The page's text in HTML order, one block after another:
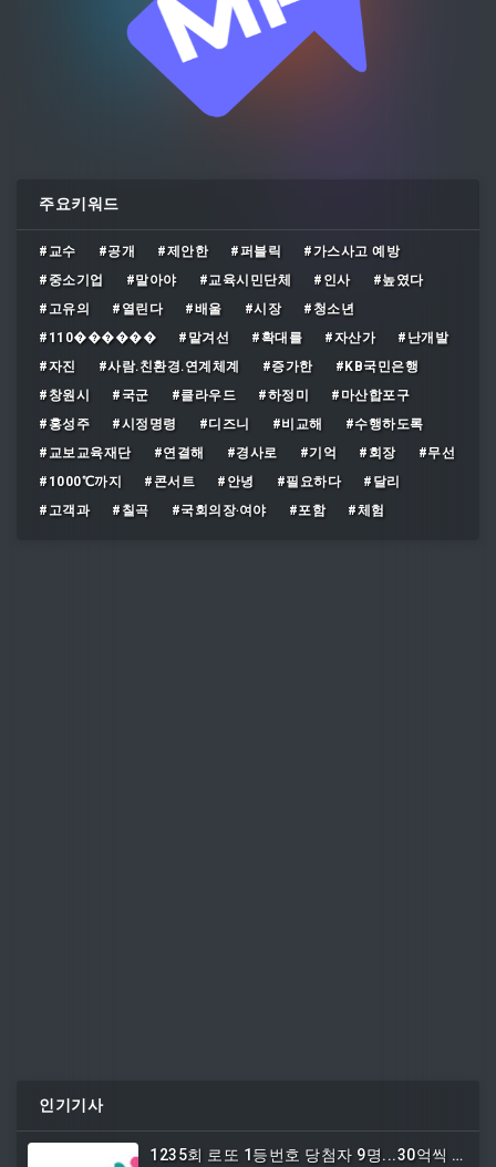
주요키워드
#교수 #공개 #제안한 #퍼블릭
#가스사고 예방
#중소기업
#말아야 #교육시민단체 #인사
#높였다
#고유의
#열린다 #배울 #시장
#청소년
#110������
#맡겨선 #확대를 #자산가
#난개발
#자진
#사람․친환경․연계체계 #증가한
#KB국민은행
#창원시
#국군 #클라우드 #하정미
#마산합포구
#홍성주
#시정명령 #디즈니 #비교해
#수행하도록
#교보교육재단
#연결해 #경사로 #기억 #회장
#무선
#1000℃까지
#콘서트 #안녕 #필요하다
#달리
#고객과
#칠곡 #국회의장‧여야 #포함 #체험
인기기사
1235회 로또 1등번호 당첨자 9명...30억씩 배